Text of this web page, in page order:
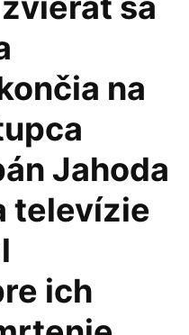
na
Jahoda
televízie
ich